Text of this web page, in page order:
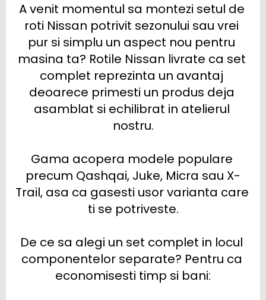
A venit momentul sa montezi setul de
roti Nissan potrivit sezonului sau vrei
pur si simplu un aspect nou pentru
masina ta? Rotile Nissan livrate ca set
complet reprezinta un avantaj
deoarece primesti un produs deja
asamblat si echilibrat in atelierul
nostru.
Gama acopera modele populare
precum Qashqai, Juke, Micra sau X-
Trail, asa ca gasesti usor varianta care
ti se potriveste.
De ce sa alegi un set complet in locul
componentelor separate? Pentru ca
economisesti timp si bani: